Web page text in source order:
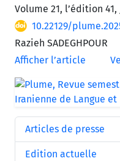
Volume 21, l’édition
10.22129/
Razieh SADEGHPOUR
Afficher l’article
Articles de presse
Edition actuelle